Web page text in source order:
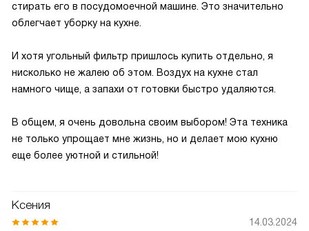
стирать его в посудомоечной машине. Это значительно
облегчает уборку на кухне.
И хотя угольный фильтр пришлось купить отдельно, я
нисколько не жалею об этом. Воздух на кухне стал
намного чище, а запахи от готовки быстро удаляются.
В общем, я очень довольна своим выбором! Эта техника
не только упрощает мне жизнь, но и делает мою кухню
еще более уютной и стильной!
Ксения
14.03.2024